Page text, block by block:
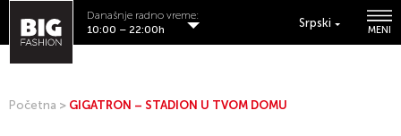
Srpski
MENI
Današnje radno vreme:
10:00 – 22:00h
Početna > GIGATRON – STADION U TVOM DOMU